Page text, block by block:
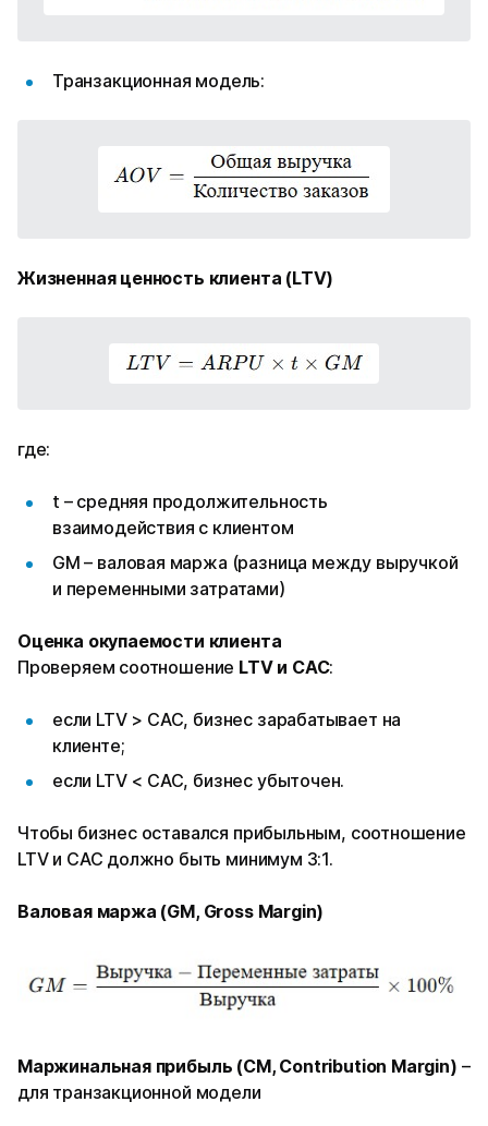
Транзакционная модель:
Жизненная ценность клиента (LTV)
где:
t – средняя продолжительность
взаимодействия с клиентом
GM – валовая маржа (разница между выручкой
и переменными затратами)
Оценка окупаемости клиента
Проверяем соотношение LTV и CAC:
если LTV > CAC, бизнес зарабатывает на
клиенте;
если LTV < CAC, бизнес убыточен.
Чтобы бизнес оставался прибыльным, соотношение
LTV и CAC должно быть минимум 3:1.
Валоваямаржа (GM, Gross Margin)
Маржинальная прибыль (CM, Contribution Margin) –
для транзакционной модели